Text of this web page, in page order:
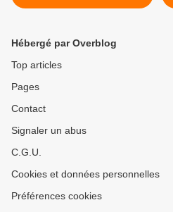
DVD(2008)
Hébergé par Overblog
Top articles
Pages
Contact
Signaler un abus
C.G.U.
Cookies et données personnelles
Préférences cookies